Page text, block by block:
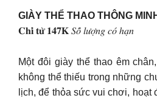
GIÀY THỂ THAO THÔNG
𝐂𝐡𝐢̉ 𝐭𝐮̛̀ 𝟏𝟒𝟕𝐊 𝑆𝑜̂́ 𝑙𝑢̛𝑜̛̣𝑛𝑔 𝑐𝑜́ ℎ𝑎̣𝑛
Một đôi giày thể thao êm
không thể thiếu trong những
lịch, để thỏa sức vui chơi, hoạt